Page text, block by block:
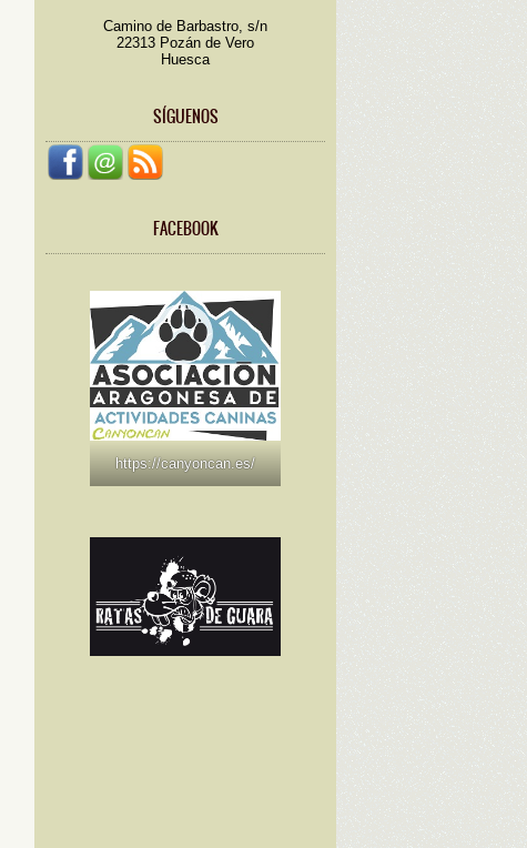
Camino de Barbastro, s/n
22313 Pozán de Vero
Huesca
SÍGUENOS
FACEBOOK
https://canyoncan.es/